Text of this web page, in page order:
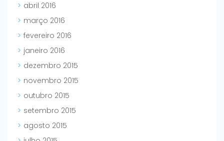
abril 2016
março 2016
fevereiro 2016
janeiro 2016
dezembro 2015
novembro 2015
outubro 2015
setembro 2015
agosto 2015